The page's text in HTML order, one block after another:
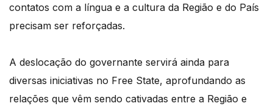
contatos com a língua e a cultura da Região e do País
precisam ser reforçadas.
A deslocação do governante servirá ainda para
diversas iniciativas no Free State, aprofundando as
relações que vêm sendo cativadas entre a Região e